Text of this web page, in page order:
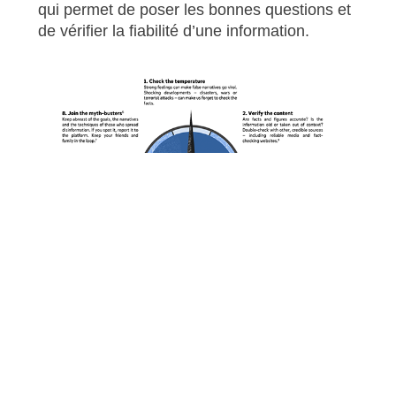
qui permet de poser les bonnes questions et
de vérifier la fiabilité d’une information.